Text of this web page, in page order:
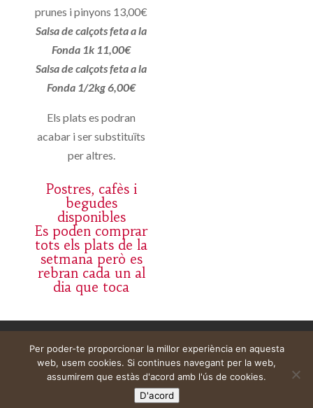
prunes i pinyons 13,00€
Salsa de calçots feta a la
Fonda 1k 11,00€
Salsa de calçots feta a la
Fonda 1/2kg 6,00€
Els plats es podran
acabar i ser substituïts
per altres.
Postres, cafès i
begudes
disponibles
Es poden comprar
tots els plats de la
setmana però es
rebran cada un al
dia que toca
Web construïda perDeMomentSomTres
Per poder-te proporcionar la millor experiència en aquesta
web, usem cookies. Si continues navegant per la web,
assumirem que estàs d'acord amb l'ús de cookies.
D'acord